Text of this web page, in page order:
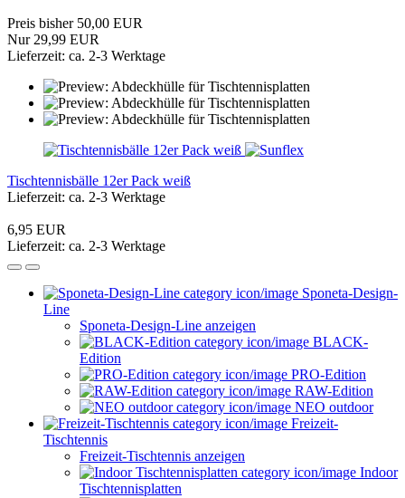
Preis bisher 50,00 EUR
Nur 29,99 EUR
Lieferzeit: ca. 2-3 Werktage
Tischtennisbälle 12er Pack weiß
Lieferzeit: ca. 2-3 Werktage
6,95 EUR
Lieferzeit: ca. 2-3 Werktage
Sponeta-Design-
Line
Sponeta-Design-Line anzeigen
BLACK-
Edition
PRO-Edition
RAW-Edition
NEO outdoor
Freizeit-
Tischtennis
Freizeit-Tischtennis anzeigen
Indoor
Tischtennisplatten